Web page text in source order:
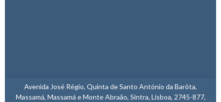
Avenida José Régio, Quinta de Santo António da Barôta,
Massamá, Massamá e Monte Abraão, Sintra, Lisboa, 2745-877,